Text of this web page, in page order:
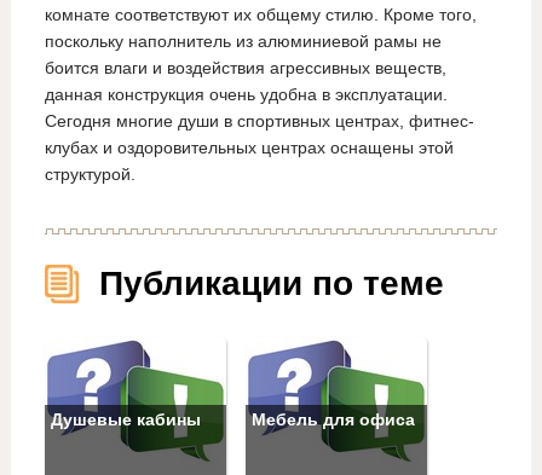
комнате соответствуют их общему стилю. Кроме того,
поскольку наполнитель из алюминиевой рамы не
боится влаги и воздействия агрессивных веществ,
данная конструкция очень удобна в эксплуатации.
Сегодня многие души в спортивных центрах, фитнес-
клубах и оздоровительных центрах оснащены этой
структурой.
Публикации по теме
Душевые кабины Мебель для офиса